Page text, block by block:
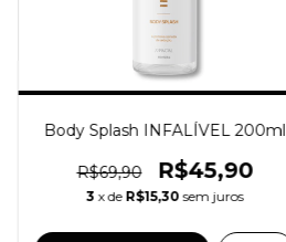
Body Splash INFALÍVEL 200ml
R$69,90 R$45,90
3 x de R$15,30 sem juros